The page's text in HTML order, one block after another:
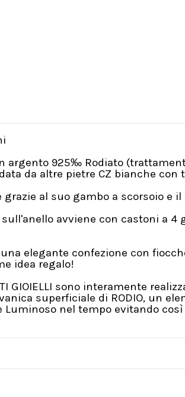
in argento 925‰ Rodiato
da altre pietre CZ bianche
grazie al suo gambo a scorsoio e
sull'anello avviene con castoni
una elegante confezione con
idea regalo!
GIOIELLI sono interamente
superficiale di RODIO, un
nel tempo evitando